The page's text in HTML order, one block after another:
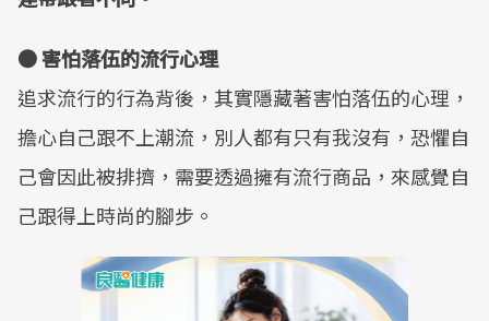
● 害怕落伍的流行心理
追求流行的行為背後，其實隱藏著害怕落伍的心理，
擔心自己跟不上潮流，別人都有只有我沒有，恐懼自
己會因此被排擠，需要透過擁有流行商品，來感覺自
己跟得上時尚的腳步。